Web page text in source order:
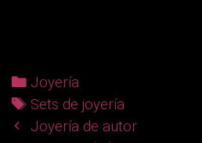
C
a
t
Joyería
T
a
Sets de joyería
P
Joyería de autor